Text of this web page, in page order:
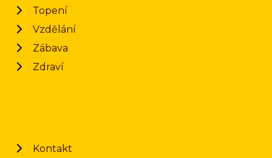
Topení
Vzdělání
Zábava
Zdraví
Kontakt